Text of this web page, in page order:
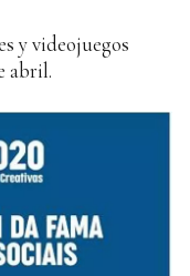
y videojuegos
abril.